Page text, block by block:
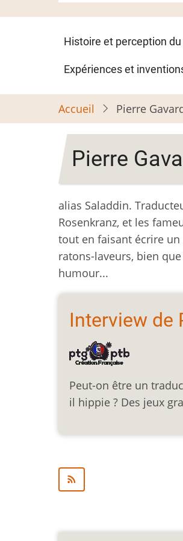
Navigation
principale
Histoire et perception du
Expériences et
Accueil Pierre
Pierre
alias Saladdin.
Rosenkranz, et les
tout en faisant écrire un
ratons-laveurs, bien
humour...
Interview de
Peut-on être un
il hippie ? Des jeux